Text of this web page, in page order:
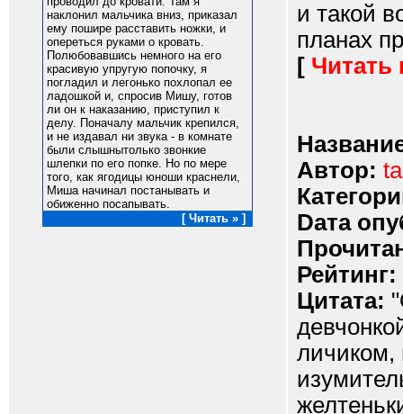
наклонил мальчика вниз, приказал
ему пошире расставить ножки, и
опереться руками о кровать.
Полюбовавшись немного на его
красивую упругую попочку, я
погладил и легонько похлопал ее
ладошкой и, спросив Мишу, готов
ли он к наказанию, приступил к
делу. Поначалу мальчик крепился,
и не издавал ни звука - в комнате
были слышнытолько звонкие
шлепки по его попке. Но по мере
того, как ягодицы юноши краснели,
Миша начинал постанывать и
обиженно посапывать.
[ Читать » ]
и такой
планах
[ Читать
Автор:
Dата
Рейтинг:
Цитата:
личиком,